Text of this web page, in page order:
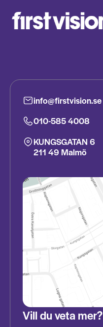
info@firstvision.se
010-585 4008
KUNGSGATAN 6
211 49 Malmö
Vill du veta mer?